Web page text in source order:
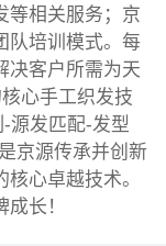
等相关服务；京
队培训模式。每
决客户所需为天
心手工织发技
源发匹配-发型
京源传承并创新
心卓越技术。
长！